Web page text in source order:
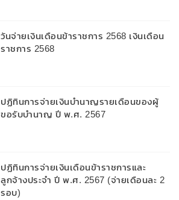
วันจ่ายเงินเดือนข้าราชการ 2568 เงินเดือน
ราชการ 2568
ปฏิทินการจ่ายเงินบำนาญรายเดือนของผู้
ขอรับบำนาญ ปี พ.ศ. 2567
ปฏิทินการจ่ายเงินเดือนข้าราชการและ
ลูกจ้างประจำ ปี พ.ศ. 2567 (จ่ายเดือนละ 2
รอบ)